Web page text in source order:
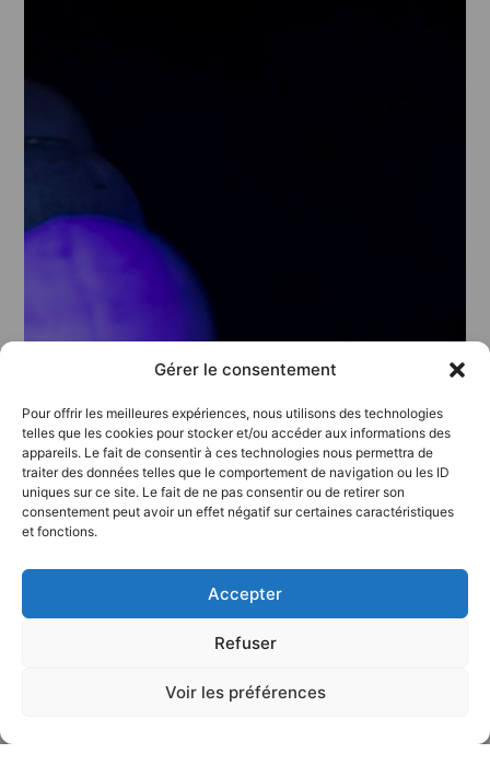
Gérer le consentement
Pour offrir les meilleures expériences, nous utilisons des technologies
telles que les cookies pour stocker et/ou accéder aux informations des
appareils. Le fait de consentir à ces technologies nous permettra de
traiter des données telles que le comportement de navigation ou les ID
uniques sur ce site. Le fait de ne pas consentir ou de retirer son
consentement peut avoir un effet négatif sur certaines caractéristiques
et fonctions.
Accepter
Refuser
Voir les préférences